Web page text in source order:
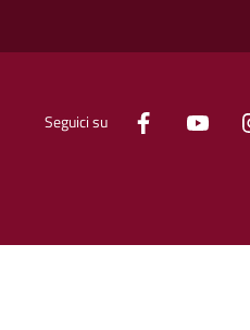
Seguici su